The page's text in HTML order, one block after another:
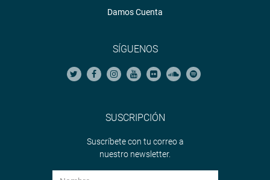
Damos Cuenta
SÍGUENOS
SUSCRIPCIÓN
Suscríbete con tu correo a
nuestro newsletter.